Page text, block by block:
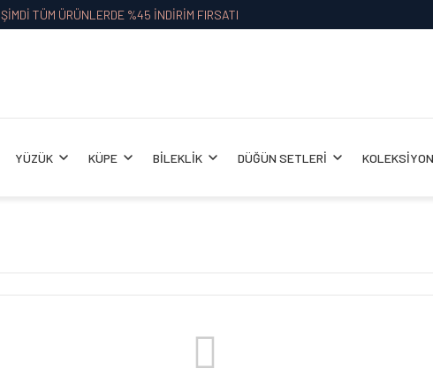
ŞİMDİ TÜM ÜRÜNLERDE %45 İNDİRİM FIRSATI
YÜZÜK KÜPE BİLEKLİK DÜĞÜN SETLERİ